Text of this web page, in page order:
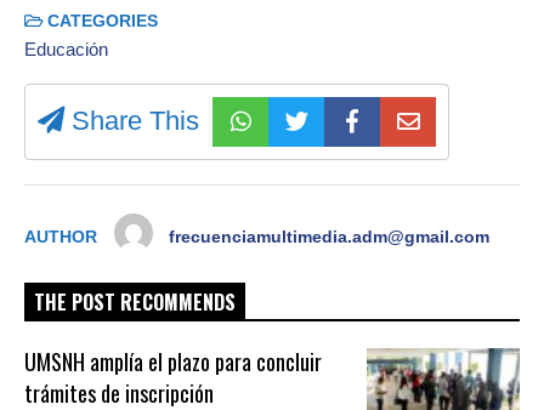
CATEGORIES
Educación
Share This
AUTHOR frecuenciamultimedia.adm@gmail.com
THE POST RECOMMENDS
UMSNH amplía el plazo para concluir
trámites de inscripción